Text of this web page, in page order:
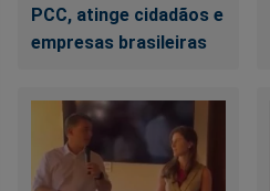
PCC, atinge cidadãos e
empresas brasileiras